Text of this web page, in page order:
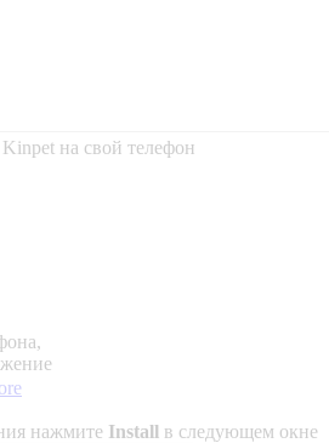
на свой телефон
нажмите Install в следующем окне